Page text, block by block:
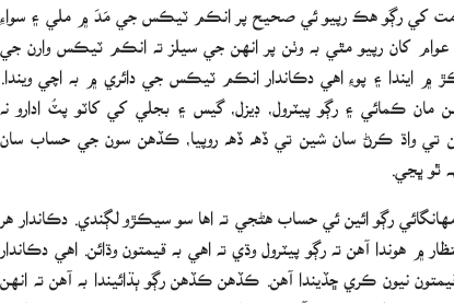
کي رڳو هڪ رپيو ئي صحيح پر انڪم ٽيڪس جي مَدَ ۾ ملي ۽ سواءِ
کان رپيو مٿي به وٺن پر انهن جي سيلز ته انڪم ٽيڪس وارن جي
۾ ايندا ۽ پوءِ اهي دڪاندار انڪم ٽيڪس جي دائري ۾ به اچي ويندا.
ڪمائي ۽ رڳو پيٽرول، ڊيزل، گيس ۽ بجلي کي کاٽو پٽُ ادارو نه
تي واڌ ڪرڻ سان شين تي ڏھ ڏھ روپيا، ڪڏهن سون جي حساب سان
ٿو ڀڃي.
آهي پر اها مهانگائي رڳو ائين ئي حساب هڻجي ته اها سو سيڪڙو لڳندي. دڪاندار هر
۾ هوندا آهن ته رڳو پيٽرول وڌي ته اهي به قيمتون وڌائن. اهي دڪاندار
نيون ڪري ڇڏيندا آهن. ڪڏهن ڪڏهن رڳو ٻڌائيندا به آهن ته انهن